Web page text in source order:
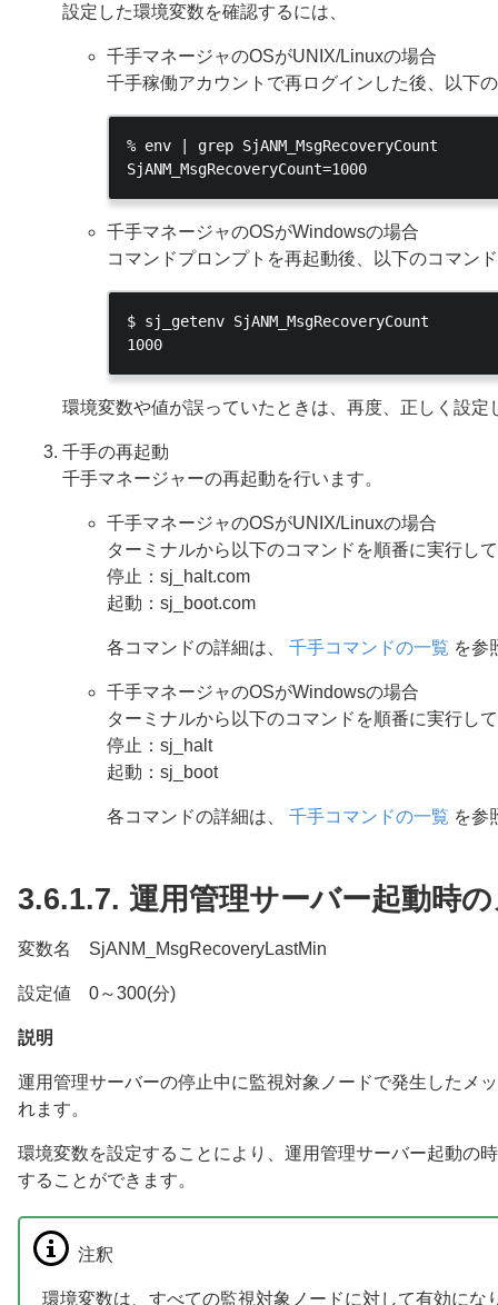
設定した環境変数を確認するには、
千手マネージャのOSがUNIX/Linuxの場合
千手稼働アカウントで再ログインした後、以下
% env | grep SjANM_MsgRecoveryCount
千手マネージャのOSがWindowsの場合
コマンドプロンプトを再起動後、以下のコマン
$ sj_getenv SjANM_MsgRecoveryCount
環境変数や値が誤っていたときは、再度、正しく設定
千手の再起動
千手マネージャーの再起動を行います。
千手マネージャのOSがUNIX/Linuxの場合
ターミナルから以下のコマンドを順番に実行し
停止：sj_halt.com
起動：sj_boot.com
各コマンドの詳細は、 千手コマンドの一覧 を参
千手マネージャのOSがWindowsの場合
ターミナルから以下のコマンドを順番に実行し
停止：sj_halt
起動：sj_boot
各コマンドの詳細は、 千手コマンドの一覧 を参
3.6.1.7. 運用管理サーバー起動時
変数名 SjANM_MsgRecoveryLastMin
設定値 0～300(分)
説明
運用管理サーバーの停止中に監視対象ノードで発生したメ
れます。
環境変数を設定することにより、運用管理サーバー起動の
することができます。
注釈
環境変数は、すべての監視対象ノードに対して有効に